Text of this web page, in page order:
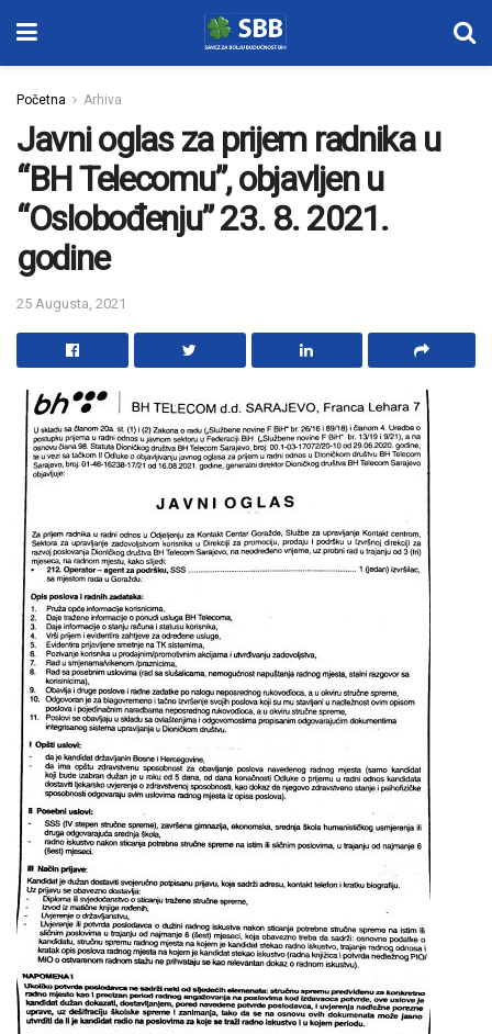
Početna Arhiva
Javni oglas za prijem radnika u
“BH Telecomu”, objavljen u
“Oslobođenju” 23. 8. 2021.
godine
25 Augusta, 2021